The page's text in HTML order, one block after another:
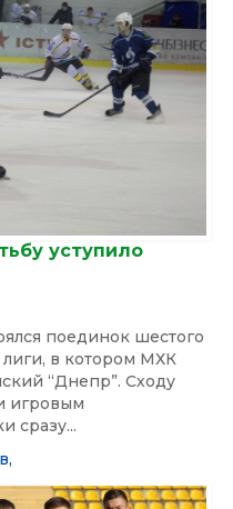
уступило
поединок шестого
в котором МХК
“Днепр”. Сходу
игровым
сразу...